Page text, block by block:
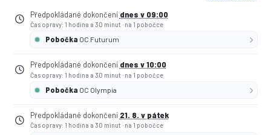
Předpokládané dokončení dnes v 09:00
Čas opravy: 1 hodina a 30 minut · na 1 pobočce
Pobočka OC Futurum
Předpokládané dokončení dnes v 10:00
Čas opravy: 1 hodina a 30 minut · na 1 pobočce
Pobočka OC Olympia
Předpokládané dokončení 21. 8. v pátek
Čas opravy: 1 hodina a 30 minut · na 1 pobočce